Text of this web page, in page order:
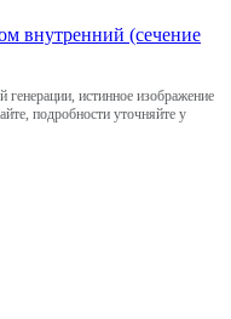
генерации, истинное изображение
подробности уточняйте у